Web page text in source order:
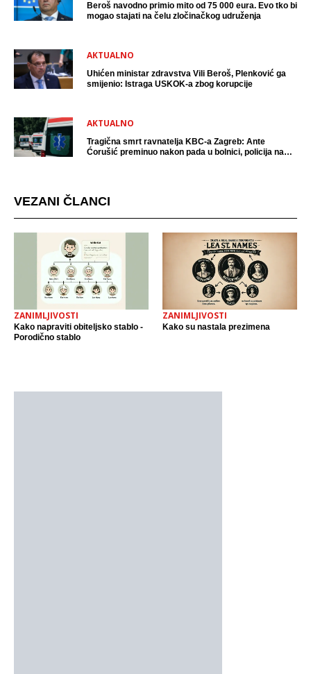
Beroš navodno primio mito od 75 000 eura. Evo tko bi
mogao stajati na čelu zločinačkog udruženja
AKTUALNO
Uhićen ministar zdravstva Vili Beroš, Plenković ga
smijenio: Istraga USKOK-a zbog korupcije
AKTUALNO
Tragična smrt ravnatelja KBC-a Zagreb: Ante
Ćorušić preminuo nakon pada u bolnici, policija na
VEZANI ČLANCI
ZANIMLJIVOSTI
Kako napraviti obiteljsko stablo -
Porodično stablo
ZANIMLJIVOSTI
Kako su nastala prezimena